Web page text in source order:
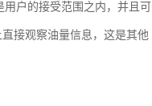
户的接受范围之内，并且可
接观察油量信息，这是其他